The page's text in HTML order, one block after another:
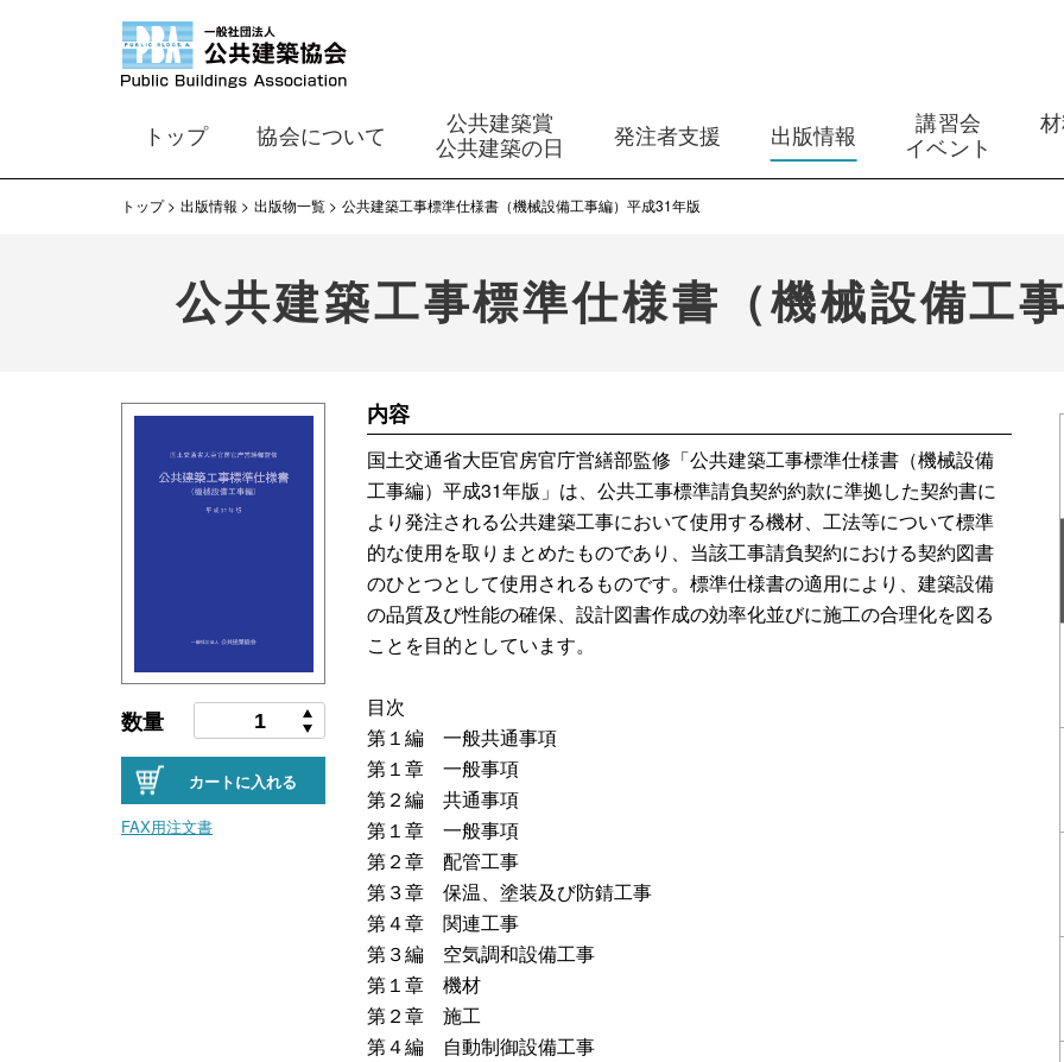
トップ 協会について
公共建築賞
公共建築の日
発注者支援 出版情報
講習会
イベント
トップ 出版情報 出版物一覧 公共建築工事標準仕様書（機械設備工事編）平成31年版
公共建築工事標準仕様書（機械設備工
数量
カートに入れる
FAX用注文書
内容
国土交通省大臣官房官庁営繕部監修「公共建築工事標準仕様書（機械設備
工事編）平成31年版」は、公共工事標準請負契約約款に準拠した契約書に
より発注される公共建築工事において使用する機材、工法等について標準
的な使用を取りまとめたものであり、当該工事請負契約における契約図書
のひとつとして使用されるものです。標準仕様書の適用により、建築設備
の品質及び性能の確保、設計図書作成の効率化並びに施工の合理化を図る
ことを目的としています。
目次
第１編 一般共通事項
第１章 一般事項
第２編 共通事項
第１章 一般事項
第２章 配管工事
第３章 保温、塗装及び防錆工事
第４章 関連工事
第３編 空気調和設備工事
第１章 機材
第２章 施工
第４編 自動制御設備工事